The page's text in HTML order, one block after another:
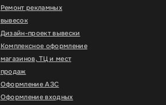
Ремонт рекламных
вывесок
Дизайн-проект вывески
Комплексное оформление
магазинов, ТЦ и мест
продаж
Оформление АЗС
Оформление входных